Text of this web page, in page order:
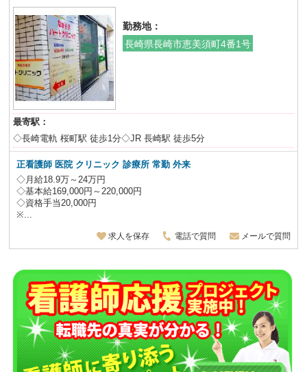
勤務地：
長崎県長崎市恵美須町4番1号
最寄駅：
◇長崎電軌 桜町駅 徒歩1分◇JR 長崎駅 徒歩5分
正看護師 医院 クリニック 診療所 常勤 外来
◇月給18.9万～24万円
◇基本給169,000円～220,000円
◇資格手当20,000円
※...
求人を保存 電話で質問 メールで質問